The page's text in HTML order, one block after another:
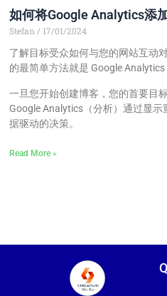
如何将Google Analytics添
Stefan 17/01/2024
了解目标受众如何与您的网站互动
的最简单方法就是 Google Analytics
一旦您开始创建博客，您的首要目
Google Analytics（分析）通过显
据驱动的决策。
Read More »